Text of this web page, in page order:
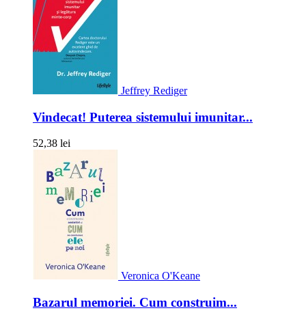
Jeffrey Rediger
Vindecat! Puterea sistemului imunitar...
52,38 lei
Veronica O'Keane
Bazarul memoriei. Cum construim...